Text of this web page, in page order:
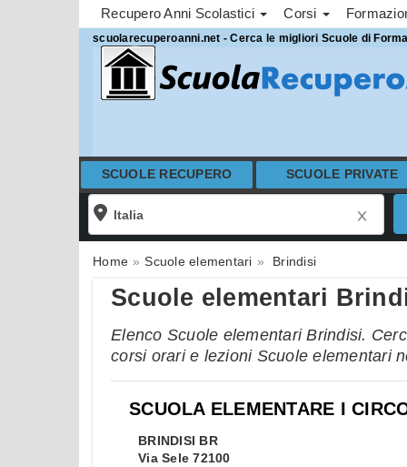
Recupero Anni Scolastici Corsi
scuolarecuperoanni.net - Cerca le migliori Scuole di
SCUOLE RECUPERO SCUOLE PRIVATE
Home Scuole elementari Brindisi
Scuole elementari
Elenco Scuole elementari Brindisi.
corsi orari e lezioni Scuole elementari
SCUOLA ELEMENTARE I
BRINDISI BR
Via Sele 72100